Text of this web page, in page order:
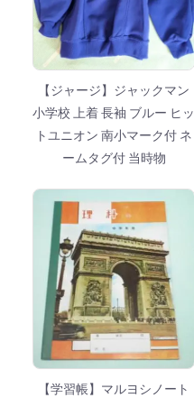
【ジャージ】ジャックマン
小学校 上着 長袖 ブルー ヒッ
トユニオン 南小マーク付 ネ
ームタグ付 当時物
【学習帳】マルヨシノート